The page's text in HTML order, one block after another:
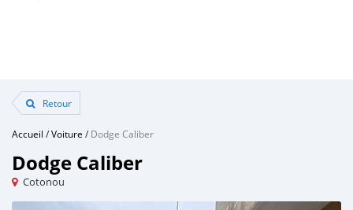
Retour
Accueil /Voiture /Dodge Caliber
Dodge Caliber
Cotonou